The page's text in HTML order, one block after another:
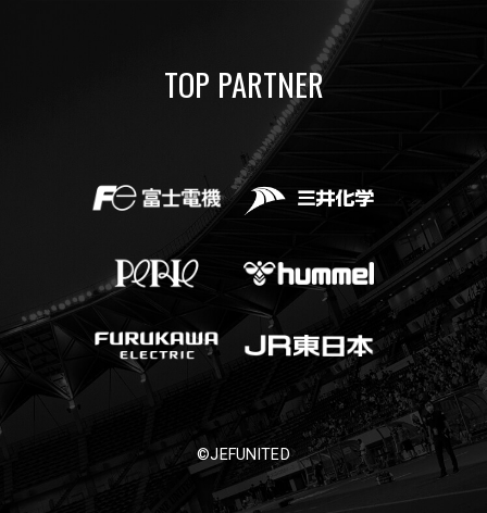
TOP PARTNER
©JEFUNITED